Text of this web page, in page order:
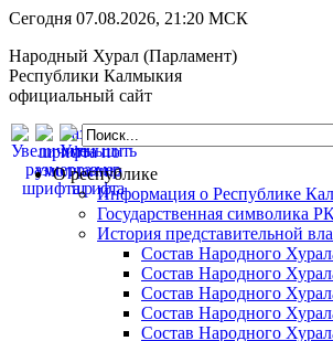
Сегодня 07.08.2026, 21:20 МСК
Народный Хурал (Парламент)
Республики Калмыкия
официальный сайт
О республике
Информация о Республике
Государственная символика
История представительной
Состав Народного
Состав Народного
Состав Народного
Состав Народного
Состав Народного